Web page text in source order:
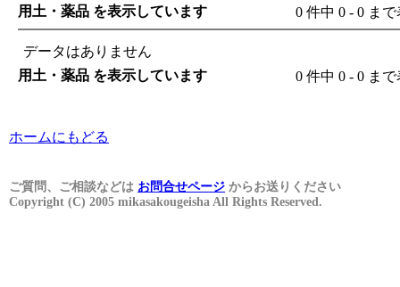
用土・薬品 を表示しています 0 件中 0 - 0 ま
データはありません
用土・薬品 を表示しています
0 件中 0 - 0 ま
ホームにもどる
ご質問、ご相談などは お問合せページ からお送りください
Copyright (C) 2005 mikasakougeisha All Rights Reserved.